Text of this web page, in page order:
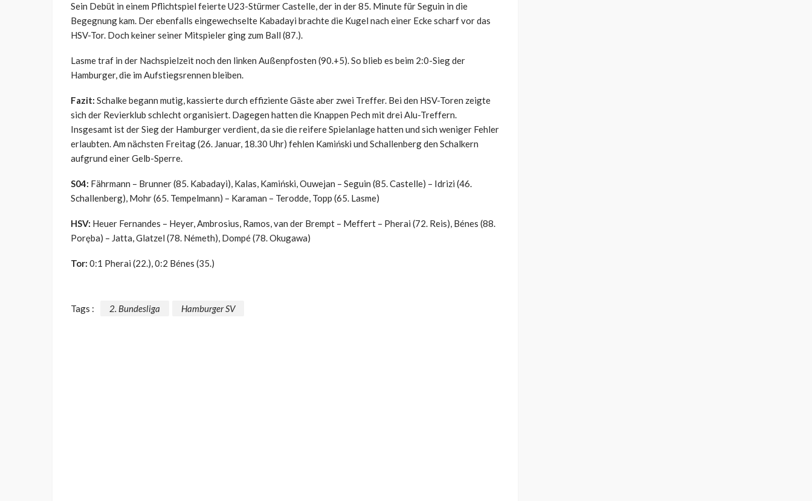
Sein Debüt in einem Pflichtspiel feierte U23-Stürmer Castelle, der in der 85. Minute für Seguin in die
Begegnung kam. Der ebenfalls eingewechselte Kabadayi brachte die Kugel nach einer Ecke scharf vor das
HSV-Tor. Doch keiner seiner Mitspieler ging zum Ball (87.).
Lasme traf in der Nachspielzeit noch den linken Außenpfosten (90.+5). So blieb es beim 2:0-Sieg der
Hamburger, die im Aufstiegsrennen bleiben.
Fazit: Schalke begann mutig, kassierte durch effiziente Gäste aber zwei Treffer. Bei den HSV-Toren zeigte
sich der Revierklub schlecht organisiert. Dagegen hatten die Knappen Pech mit drei Alu-Treffern.
Insgesamt ist der Sieg der Hamburger verdient, da sie die reifere Spielanlage hatten und sich weniger Fehler
erlaubten. Am nächsten Freitag (26. Januar, 18.30 Uhr) fehlen Kamiński und Schallenberg den Schalkern
aufgrund einer Gelb-Sperre.
S04: Fährmann – Brunner (85. Kabadayi), Kalas, Kamiński, Ouwejan – Seguin (85. Castelle) – Idrizi (46.
Schallenberg), Mohr (65. Tempelmann) – Karaman – Terodde, Topp (65. Lasme)
HSV: Heuer Fernandes – Heyer, Ambrosius, Ramos, van der Brempt – Meffert – Pherai (72. Reis), Bénes (88.
Poręba) – Jatta, Glatzel (78. Németh), Dompé (78. Okugawa)
Tor: 0:1 Pherai (22.), 0:2 Bénes (35.)
Tags : 2. Bundesliga Hamburger SV